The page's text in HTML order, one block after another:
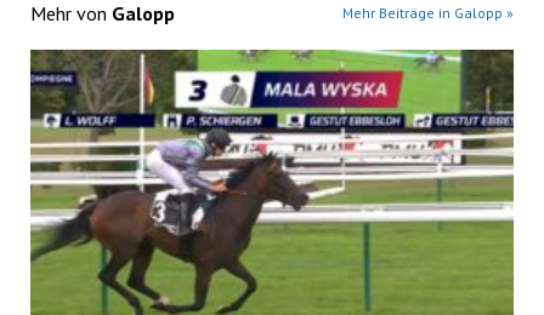
Mehr von Galopp Mehr Beiträge in Galopp »